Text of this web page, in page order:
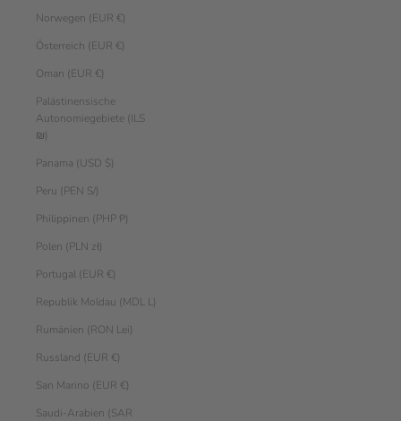
Norwegen (EUR €)
Österreich (EUR €)
Oman (EUR €)
Palästinensische
Autonomiegebiete (ILS
₪)
Panama (USD $)
Peru (PEN S/)
Philippinen (PHP ₱)
Polen (PLN zł)
Portugal (EUR €)
Republik Moldau (MDL L)
Rumänien (RON Lei)
Russland (EUR €)
San Marino (EUR €)
Saudi-Arabien (SAR